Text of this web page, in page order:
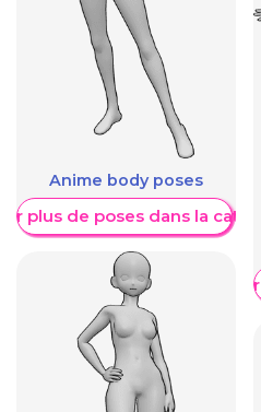
Anime body poses
plus de poses dans la